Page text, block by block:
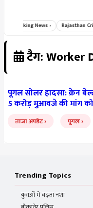
Breaking News › Rajasthan
टैग: Worker
पूगल सोलर हादसा: क्रेन
5 करोड़ मुआवजे की मांग
ताजा अपडेट पूगल
Trending Topics
युवाओं में बढ़ता नशा